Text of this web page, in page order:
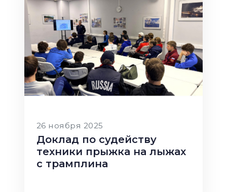
26 ноября 2025
Доклад по судейству
техники прыжка на лыжах
с трамплина